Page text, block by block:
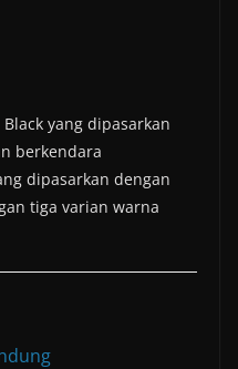
yang dipasarkan
berkendara
dipasarkan dengan
tiga varian warna